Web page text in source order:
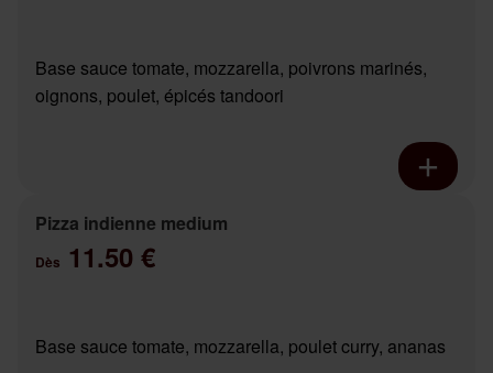
Base sauce tomate, mozzarella, poivrons marinés,
oignons, poulet, épicés tandoori
Pizza indienne medium
Dès 11.50 €
Base sauce tomate, mozzarella, poulet curry, ananas